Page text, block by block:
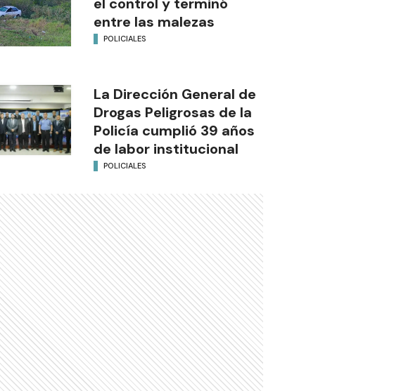
entre las malezas
POLICIALES
La Dirección General de
Drogas Peligrosas de la
Policía cumplió 39 años
de labor institucional
POLICIALES